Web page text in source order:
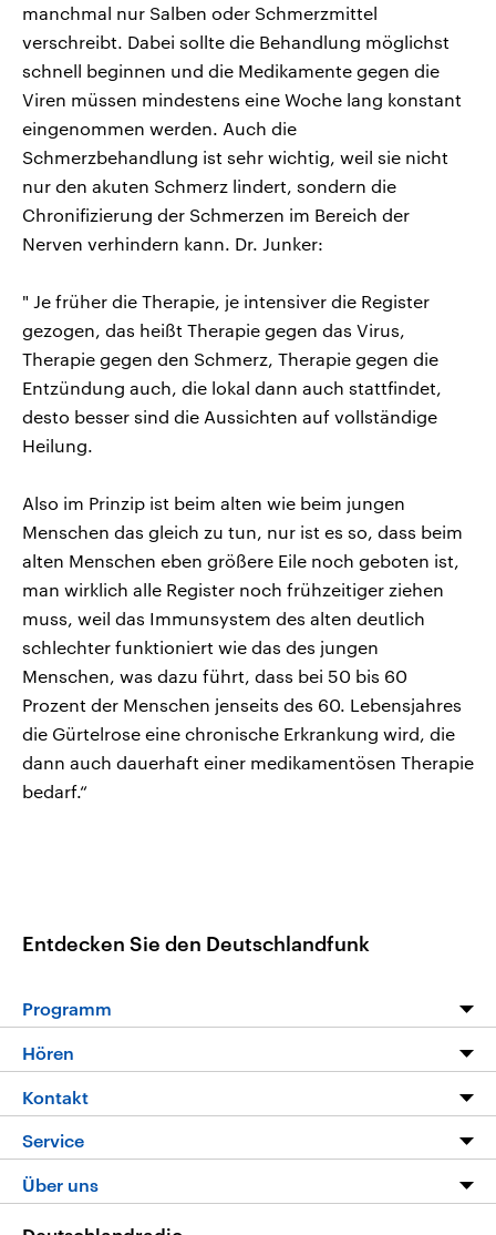
manchmal nur Salben oder Schmerzmittel
verschreibt. Dabei sollte die Behandlung möglichst
schnell beginnen und die Medikamente gegen die
Viren müssen mindestens eine Woche lang konstant
eingenommen werden. Auch die
Schmerzbehandlung ist sehr wichtig, weil sie nicht
nur den akuten Schmerz lindert, sondern die
Chronifizierung der Schmerzen im Bereich der
Nerven verhindern kann. Dr. Junker:
" Je früher die Therapie, je intensiver die Register
gezogen, das heißt Therapie gegen das Virus,
Therapie gegen den Schmerz, Therapie gegen die
Entzündung auch, die lokal dann auch stattfindet,
desto besser sind die Aussichten auf vollständige
Heilung.
Also im Prinzip ist beim alten wie beim jungen
Menschen das gleich zu tun, nur ist es so, dass beim
alten Menschen eben größere Eile noch geboten ist,
man wirklich alle Register noch frühzeitiger ziehen
muss, weil das Immunsystem des alten deutlich
schlechter funktioniert wie das des jungen
Menschen, was dazu führt, dass bei 50 bis 60
Prozent der Menschen jenseits des 60. Lebensjahres
die Gürtelrose eine chronische Erkrankung wird, die
dann auch dauerhaft einer medikamentösen Therapie
bedarf.“
Entdecken Sie den Deutschlandfunk
Programm
Die Nachrichten
Nachrichtenleicht
Neue Beiträge auf dlf.de
Hören
Livestream
Podcasts
Deutschlandfunk App
Kontakt
Hörerservice
Service
FAQ
Über uns